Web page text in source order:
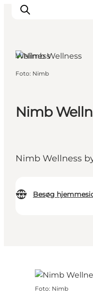
Oplevelser
Nimb
Nimb Wellness
Besøg
Wellness
Foto: Nimb
Foto: Nimb